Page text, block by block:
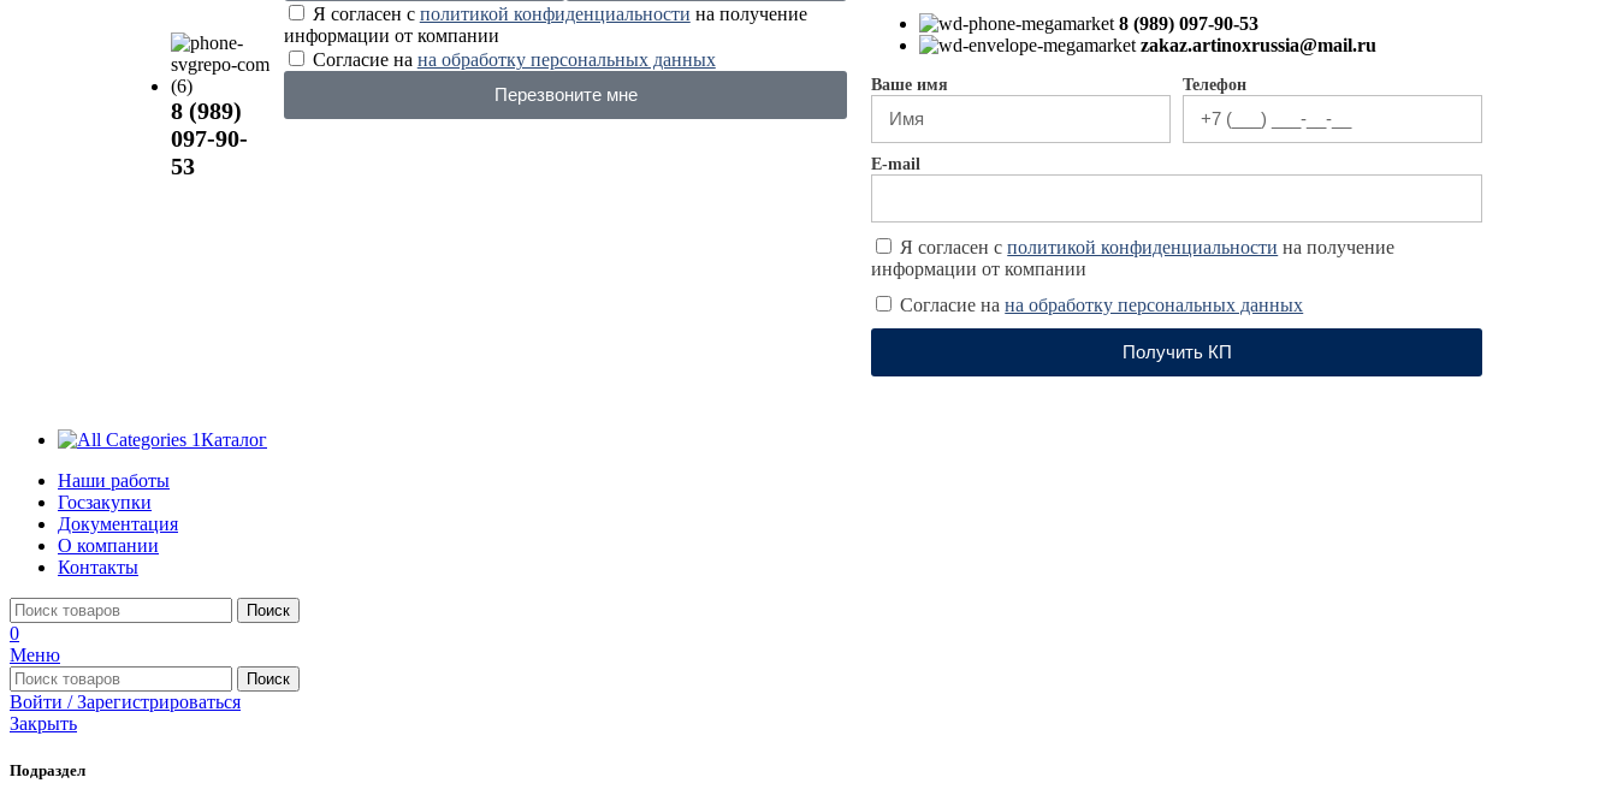
8 (989)
097-90-
53
Я согласен с политикой конфиденциальности на получение
информации от компании
Согласие на на обработку персональных данных
Перезвоните мне
8 (989) 097-90-53
zakaz.artinoxrussia@mail.ru
Ваше имя Телефон
E-mail
Я согласен сполитикой конфиденциальности на получение
информации от компании
Согласие нана обработку персональных данных
Получить КП
Каталог
Наши работы
Госзакупки
Документация
О компании
Контакты
Поиск
0
Меню
Поиск
Войти / Зарегистрироваться
Закрыть
Подраздел